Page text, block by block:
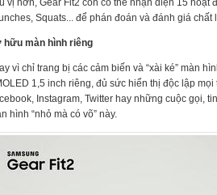
vị hơn, Gear Fit2 còn có thể nhận diện 15 hoạt
Squats... để phán đoán và đánh giá
hữu màn hình riêng
vì chỉ trang bị các cảm biến và “xài ké” màn
1,5 inch riêng, đủ sức hiển thị độc lập
Instagram, Twitter hay những cuộc gọi,
hình “nhỏ mà có võ” này.